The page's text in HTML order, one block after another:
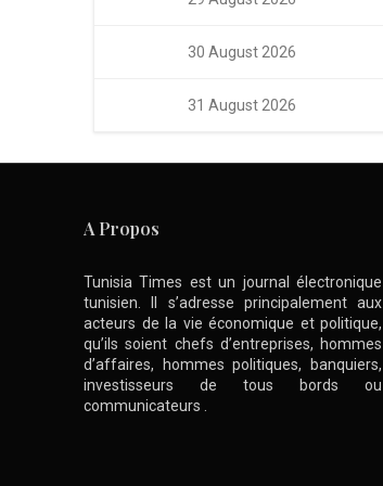
30 August 2026
31 August 2026
A Propos
Tunisia Times est un journal électronique
tunisien. Il s’adresse principalement aux
acteurs de la vie économique et politique,
qu’ils soient chefs d’entreprises, hommes
d’affaires, hommes politiques, banquiers,
investisseurs de tous bords ou
communicateurs .